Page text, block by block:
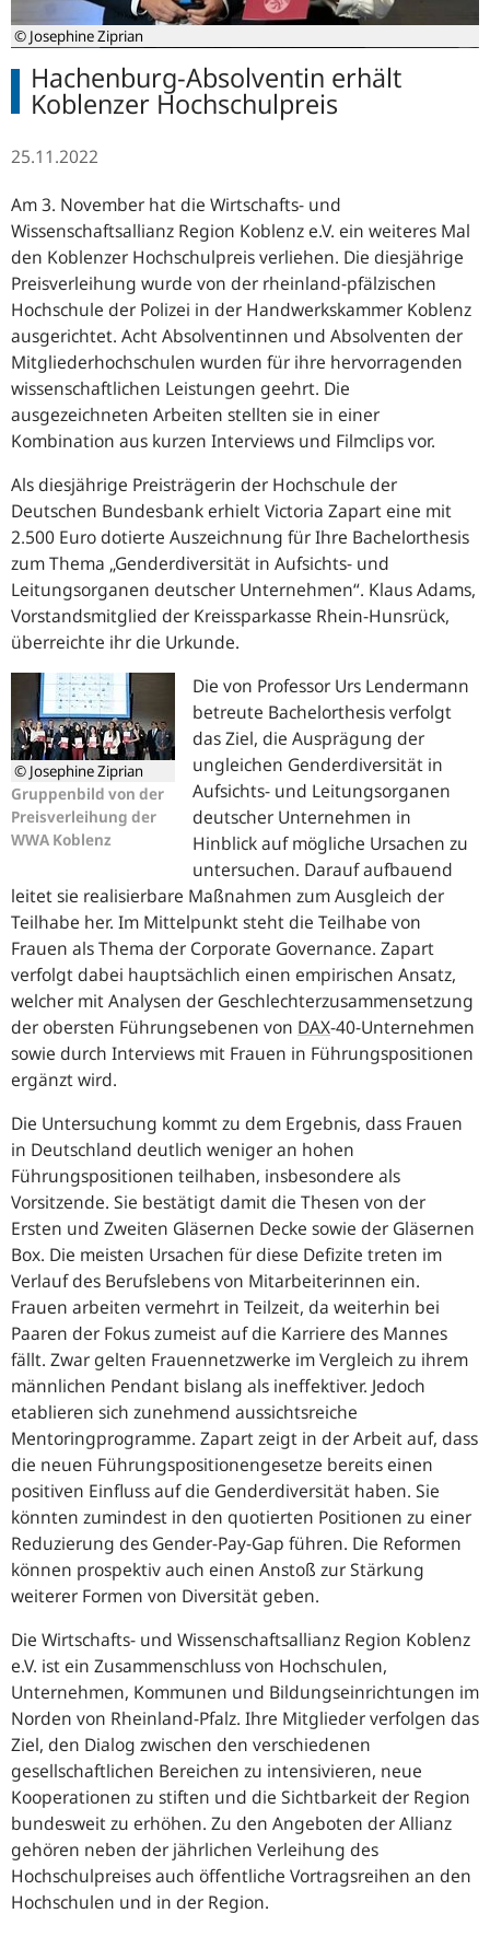
© Josephine Ziprian
Hachenburg-Absolventin erhält
Koblenzer Hochschulpreis
25.11.2022
Am 3. November hat die Wirtschafts- und
Wissenschaftsallianz Region Koblenz e.V. ein weiteres Mal
den Koblenzer Hochschulpreis verliehen. Die diesjährige
Preisverleihung wurde von der rheinland-pfälzischen
Hochschule der Polizei in der Handwerkskammer Koblenz
ausgerichtet. Acht Absolventinnen und Absolventen der
Mitgliederhochschulen wurden für ihre hervorragenden
wissenschaftlichen Leistungen geehrt. Die
ausgezeichneten Arbeiten stellten sie in einer
Kombination aus kurzen Interviews und Filmclips vor.
Als diesjährige Preisträgerin der Hochschule der
Deutschen Bundesbank erhielt Victoria Zapart eine mit
2.500 Euro dotierte Auszeichnung für Ihre Bachelorthesis
zum Thema „Genderdiversität in Aufsichts- und
Leitungsorganen deutscher Unternehmen“. Klaus Adams,
Vorstandsmitglied der Kreissparkasse Rhein-Hunsrück,
überreichte ihr die Urkunde.
© Josephine Ziprian
Gruppenbild von der
Preisverleihung der
WWA Koblenz
Die von Professor Urs Lendermann
betreute Bachelorthesis verfolgt
das Ziel, die Ausprägung der
ungleichen Genderdiversität in
Aufsichts- und Leitungsorganen
deutscher Unternehmen in
Hinblick auf mögliche Ursachen zu
untersuchen. Darauf aufbauend
leitet sie realisierbare Maßnahmen zum Ausgleich der
Teilhabe her. Im Mittelpunkt steht die Teilhabe von
Frauen als Thema der Corporate Governance. Zapart
verfolgt dabei hauptsächlich einen empirischen Ansatz,
welcher mit Analysen der Geschlechterzusammensetzung
der obersten Führungsebenen von DAX-40-Unternehmen
sowie durch Interviews mit Frauen in Führungspositionen
ergänzt wird.
Die Untersuchung kommt zu dem Ergebnis, dass Frauen
in Deutschland deutlich weniger an hohen
Führungspositionen teilhaben, insbesondere als
Vorsitzende. Sie bestätigt damit die Thesen von der
Ersten und Zweiten Gläsernen Decke sowie der Gläsernen
Box. Die meisten Ursachen für diese Defizite treten im
Verlauf des Berufslebens von Mitarbeiterinnen ein.
Frauen arbeiten vermehrt in Teilzeit, da weiterhin bei
Paaren der Fokus zumeist auf die Karriere des Mannes
fällt. Zwar gelten Frauennetzwerke im Vergleich zu ihrem
männlichen Pendant bislang als ineffektiver. Jedoch
etablieren sich zunehmend aussichtsreiche
Mentoringprogramme. Zapart zeigt in der Arbeit auf, dass
die neuen Führungspositionengesetze bereits einen
positiven Einfluss auf die Genderdiversität haben. Sie
könnten zumindest in den quotierten Positionen zu einer
Reduzierung des Gender-Pay-Gap führen. Die Reformen
können prospektiv auch einen Anstoß zur Stärkung
weiterer Formen von Diversität geben.
Die Wirtschafts- und Wissenschaftsallianz Region Koblenz
e.V. ist ein Zusammenschluss von Hochschulen,
Unternehmen, Kommunen und Bildungseinrichtungen im
Norden von Rheinland-Pfalz. Ihre Mitglieder verfolgen das
Ziel, den Dialog zwischen den verschiedenen
gesellschaftlichen Bereichen zu intensivieren, neue
Kooperationen zu stiften und die Sichtbarkeit der Region
bundesweit zu erhöhen. Zu den Angeboten der Allianz
gehören neben der jährlichen Verleihung des
Hochschulpreises auch öffentliche Vortragsreihen an den
Hochschulen und in der Region.